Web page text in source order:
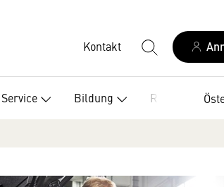
Kontakt
Service Bildung Recht